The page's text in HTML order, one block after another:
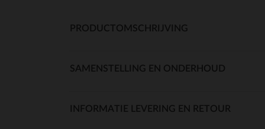
PRODUCTOMSCHRIJVING
SAMENSTELLING EN ONDERHOUD
INFORMATIE LEVERING EN RETOUR